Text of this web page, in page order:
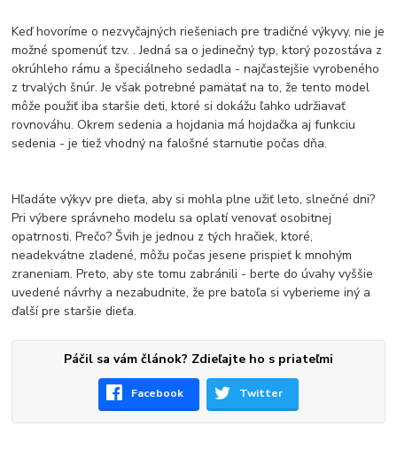
Keď hovoríme o nezvyčajných riešeniach pre tradičné výkyvy, nie je
možné spomenúť tzv. . Jedná sa o jedinečný typ, ktorý pozostáva z
okrúhleho rámu a špeciálneho sedadla - najčastejšie vyrobeného
z trvalých šnúr. Je však potrebné pamätať na to, že tento model
môže použiť iba staršie deti, ktoré si dokážu ľahko udržiavať
rovnováhu. Okrem sedenia a hojdania má hojdačka aj funkciu
sedenia - je tiež vhodný na falošné starnutie počas dňa.
Hľadáte výkyv pre dieťa, aby si mohla plne užiť leto, slnečné dni?
Pri výbere správneho modelu sa oplatí venovať osobitnej
opatrnosti. Prečo? Švih je jednou z tých hračiek, ktoré,
neadekvátne zladené, môžu počas jesene prispieť k mnohým
zraneniam. Preto, aby ste tomu zabránili - berte do úvahy vyššie
uvedené návrhy a nezabudnite, že pre batoľa si vyberieme iný a
ďalší pre staršie dieťa.
Páčil sa vám článok? Zdieľajte ho s priateľmi
Facebook Twitter